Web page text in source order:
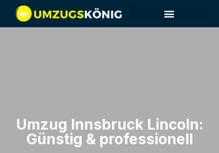
Umzug Innsbruck​ Lincoln:
Günstig & professionell​